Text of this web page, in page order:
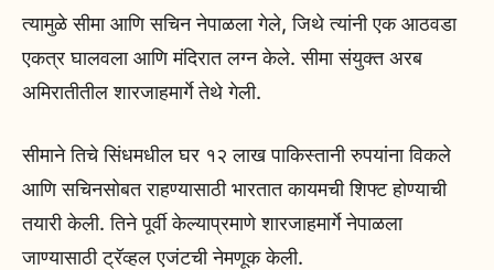
त्यामुळे सीमा आणि सचिन नेपाळला गेले, जिथे त्यांनी एक आठवडा
एकत्र घालवला आणि मंदिरात लग्न केले. सीमा संयुक्त अरब
अमिरातीतील शारजाहमार्गे तेथे गेली.
सीमाने तिचे सिंधमधील घर १२ लाख पाकिस्तानी रुपयांना विकले
आणि सचिनसोबत राहण्यासाठी भारतात कायमची शिफ्ट होण्याची
तयारी केली. तिने पूर्वी केल्याप्रमाणे शारजाहमार्गे नेपाळला
जाण्यासाठी ट्रॅव्हल एजंटची नेमणूक केली.